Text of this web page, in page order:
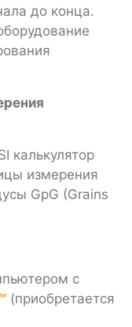
до конца.
калькулятор
измерения
GpG (Grains
с
(приобретается